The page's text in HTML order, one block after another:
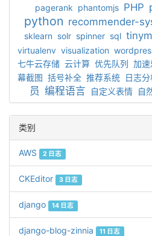
pagerank phantomjs PHP
python recommender-
sklearn solr spinner sql
virtualenv visualization
七牛云存储 云计算 优先队列 加速
幕截图 括号补全 推荐系统 日志
员 编程语言 自定义表情 自
类别
AWS 2 日志
CKEditor 3 日志
django 14 日志
django-blog-zinnia 11 日志